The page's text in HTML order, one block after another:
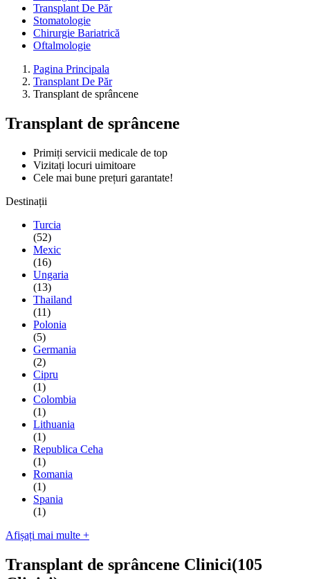
Transplant De Păr
Stomatologie
Chirurgie Bariatrică
Oftalmologie
Pagina Principala
Transplant De Păr
Transplant de sprâncene
Transplant de sprâncene
Primiți servicii medicale de top
Vizitați locuri uimitoare
Cele mai bune prețuri garantate!
Destinații
Turcia
(52)
Mexic
(16)
Ungaria
(13)
Thailand
(11)
Polonia
(5)
Germania
(2)
Cipru
(1)
Colombia
(1)
Lithuania
(1)
Republica Ceha
(1)
Romania
(1)
Spania
(1)
Afișați mai multe +
Transplant de sprâncene Clinici(105